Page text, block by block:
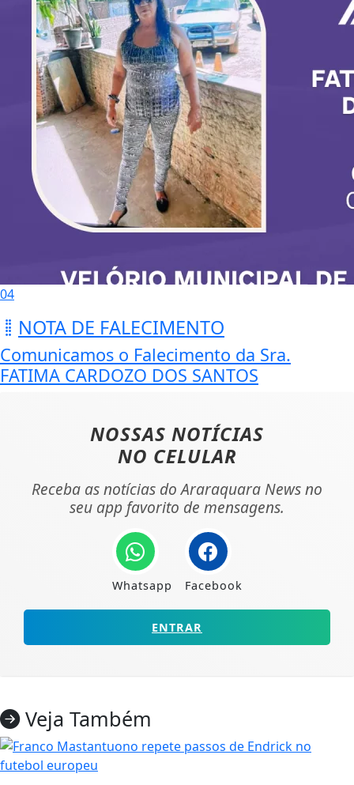
04
NOTA DE FALECIMENTO
Comunicamos o Falecimento da Sra.
FATIMA CARDOZO DOS SANTOS
NOSSAS NOTÍCIAS
NO CELULAR
Receba as notícias do Araraquara News no
seu app favorito de mensagens.
Whatsapp Facebook
ENTRAR
Veja Também